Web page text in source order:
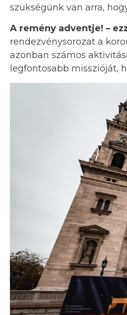
szükségünk van arra,
A remény adventje! –
rendezvénysorozat a
azonban számos
legfontosabb misszióját,